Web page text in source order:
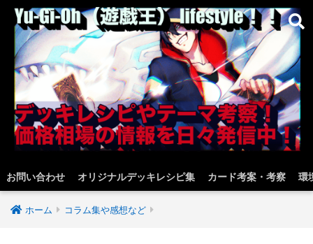
お問い合わせ オリジナルデッキレシピ集 カード考案・考察 環
ホーム コラム集や感想など